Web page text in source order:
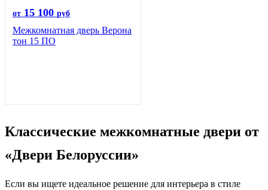
от 15 100 руб
Межкомнатная дверь Верона
тон 15 ПО
Классические межкомнатные двери от
«Двери Белоруссии»
Если вы ищете идеальное решение для интерьера в стиле